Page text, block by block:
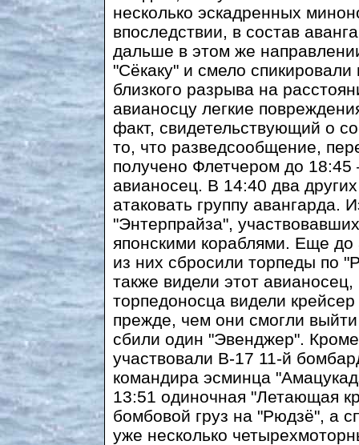
несколько эскадренных
впоследствии, в состав
дальше в этом же
"Сёкаку" и смело
близкого разрыва на
авианосцу легкие
факт, свидетельствующий о
то, что разведсообщение,
получено Флетчером до
авианосец. В 14:40 два
атаковать группу авангарда.
"Энтерпрайза",
японскими кораблями. Еще до
из них сбросили торпеды по
также видели этот
торпедоносца видели
прежде, чем они смогли
сбили один "Эвенджер".
участвовали В-17 11-й
командира эсминца
13:51 одиночная "Летающая
бомбовой груз на "Рюдзё", а
уже несколько